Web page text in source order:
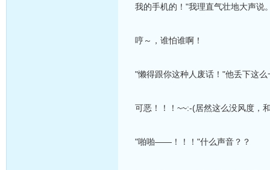
我的手机的！"我理直气壮地大声说
哼～，谁怕谁啊！
"懒得跟你这种人废话！"他丢下这
可恶！！！~~:-(居然这么没风度，
"啪啪——！！！"什么声音？？